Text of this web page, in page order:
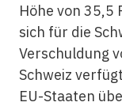
Höhe von 35,5
sich für die
Verschuldung
Schweiz
EU-Staaten